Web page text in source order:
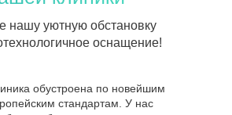
нашу уютную обстановку
оснащение!
обустроена по новейшим
стандартам. У нас